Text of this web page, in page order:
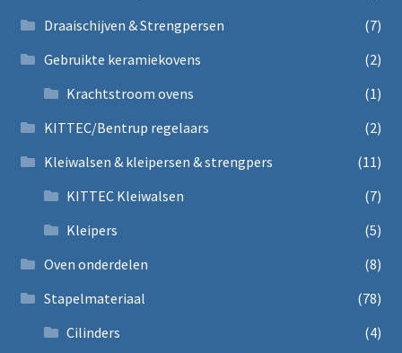
Draaischijven & Strengpersen
(7)
Gebruikte keramiekovens
(2)
Krachtstroom ovens
(1)
KITTEC/Bentrup regelaars
(2)
Kleiwalsen & kleipersen & strengpers
(11)
KITTEC Kleiwalsen
(7)
Kleipers
(5)
Oven onderdelen
(8)
Stapelmateriaal
(78)
Cilinders
(4)